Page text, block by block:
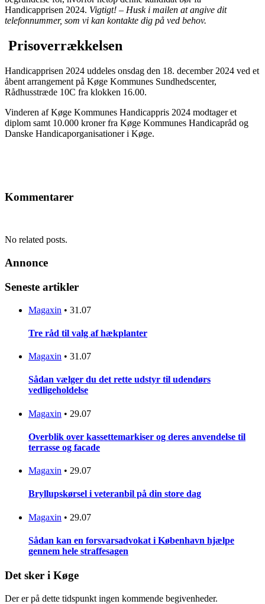
Handicapprisen 2024. Vigtigt! – Husk i mailen at angive dit
telefonnummer, som vi kan kontakte dig på ved behov.
Prisoverrækkelsen
Handicapprisen 2024 uddeles onsdag den 18. december 2024 ved et
åbent arrangement på Køge Kommunes Sundhedscenter,
Rådhusstræde 10C fra klokken 16.00.
Vinderen af Køge Kommunes Handicappris 2024 modtager et
diplom samt 10.000 kroner fra Køge Kommunes Handicapråd og
Danske Handicaporganisationer i Køge.
Kommentarer
No related posts.
Annonce
Seneste artikler
Magaxin • 31.07
Tre råd til valg af hækplanter
Magaxin • 31.07
Sådan vælger du det rette udstyr til udendørs
vedligeholdelse
Magaxin • 29.07
Overblik over kassettemarkiser og deres anvendelse til
terrasse og facade
Magaxin • 29.07
Bryllupskørsel i veteranbil på din store dag
Magaxin • 29.07
Sådan kan en forsvarsadvokat i København hjælpe
gennem hele straffesagen
Det sker i Køge
Der er på dette tidspunkt ingen kommende begivenheder.